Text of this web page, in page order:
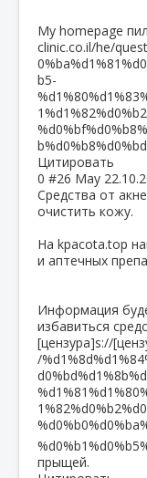
My homepage
clinic.co.il/he/
b5-
Цитировать
0 #26 May
Средства от
очистить кожу.
На kpacota.top
и аптечных
Информация
избавиться
[цензура]s://
/
прыщей.